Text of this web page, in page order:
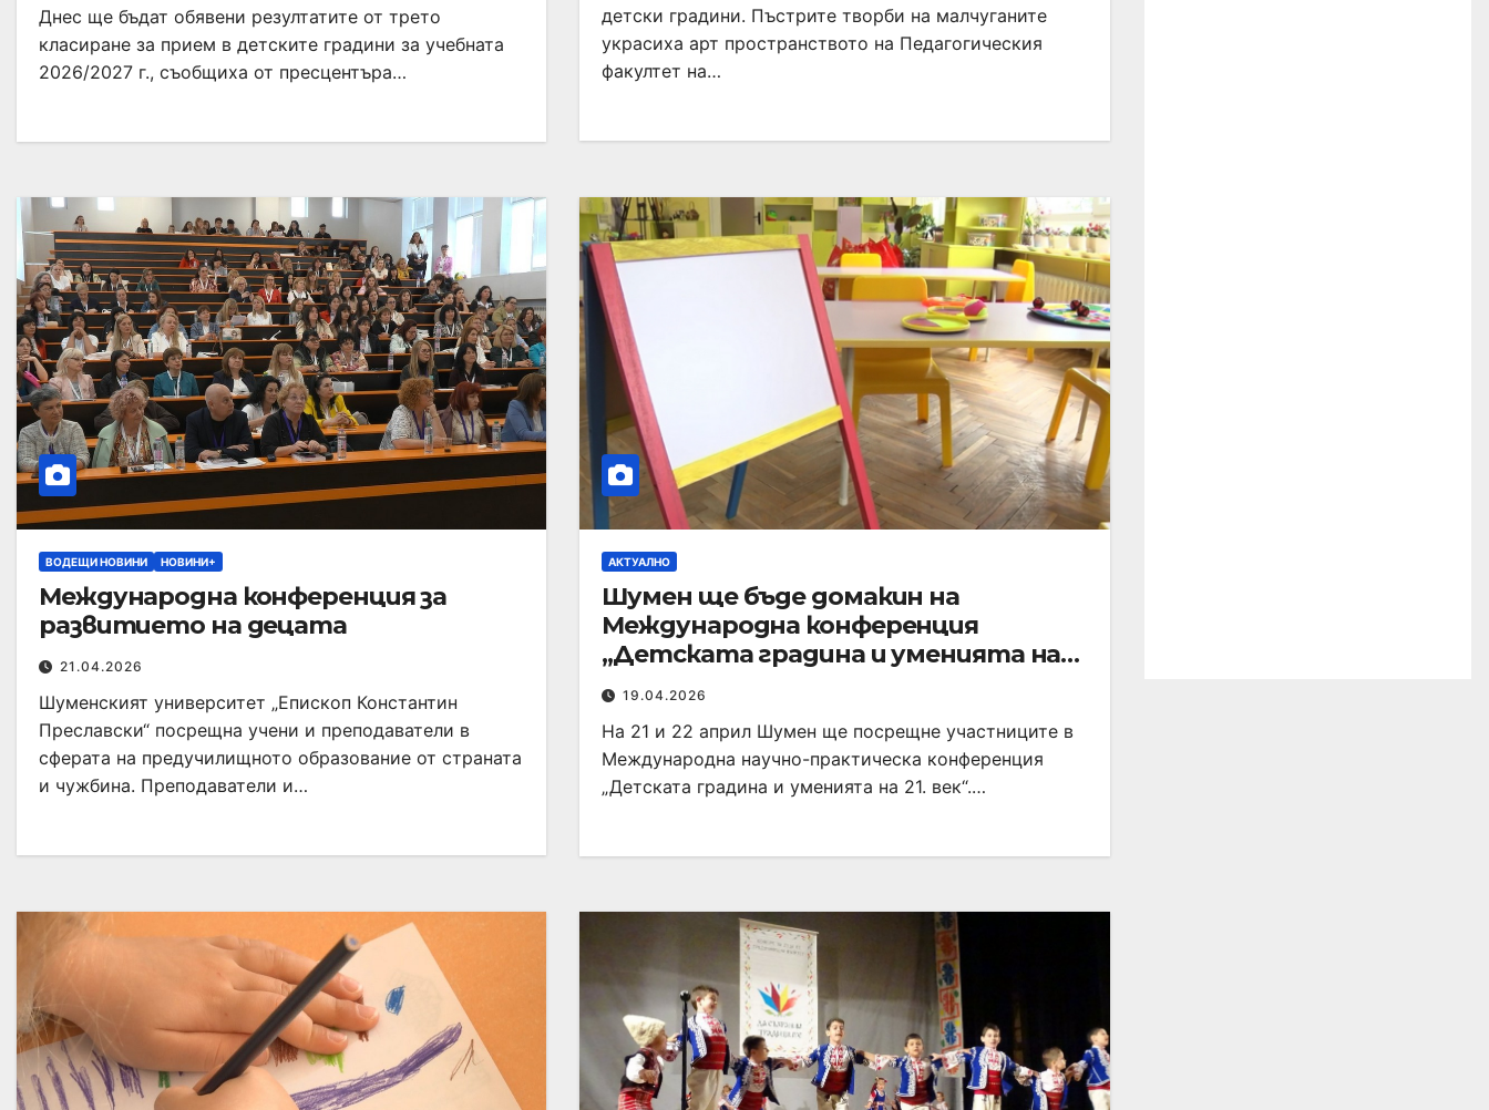
Днес ще бъдат обявени резултатите от трето
класиране за прием в детските градини за учебната
2026/2027 г., съобщиха от пресцентъра…
детски градини. Пъстрите творби на малчуганите
украсиха арт пространството на Педагогическия
факултет на…
ВОДЕЩИ НОВИНИ НОВИНИ+
Международна конференция за
развитието на децата
21.04.2026
Шуменският университет „Епископ Константин
Преславски“ посрещна учени и преподаватели в
сферата на предучилищното образование от страната
и чужбина. Преподаватели и…
АКТУАЛНО
Шумен ще бъде домакин на
Международна конференция
„Детската градина и уменията на
XXI век“
19.04.2026
На 21 и 22 април Шумен ще посрещне участниците в
Международна научно-практическа конференция
„Детската градина и уменията на 21. век“.…